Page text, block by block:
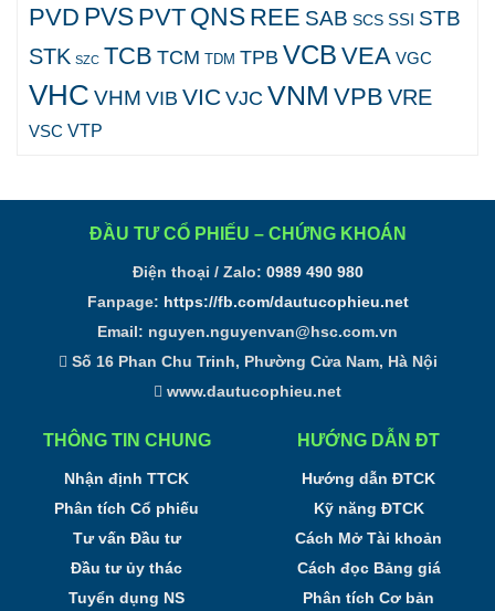
PVD PVS PVT QNS REE SAB SCS SSI STB
STK SZC TCB TCM TDM TPB VCB VEA VGC
VHC VHM VIB VICVJC VNM VPB VRE
VSC VTP
ĐẦU TƯ CỔ PHIẾU – CHỨNG KHOÁN
Điện thoại / Zalo: 0989 490 980
Fanpage: https://fb.com/dautucophieu.net
Email: nguyen.nguyenvan@hsc.com.vn
Số 16 Phan Chu Trinh, Phường Cửa Nam, Hà Nội
www.dautucophieu.net
THÔNG TIN CHUNG
Nhận định TTCK
Phân tích Cổ phiếu
Tư vấn Đầu tư
Đầu tư ủy thác
Tuyển dụng NS
HƯỚNG DẪN ĐT
Hướng dẫn ĐTCK
Kỹ năng ĐTCK
Cách Mở Tài khoản
Cách đọc Bảng giá
Phân tích Cơ bản